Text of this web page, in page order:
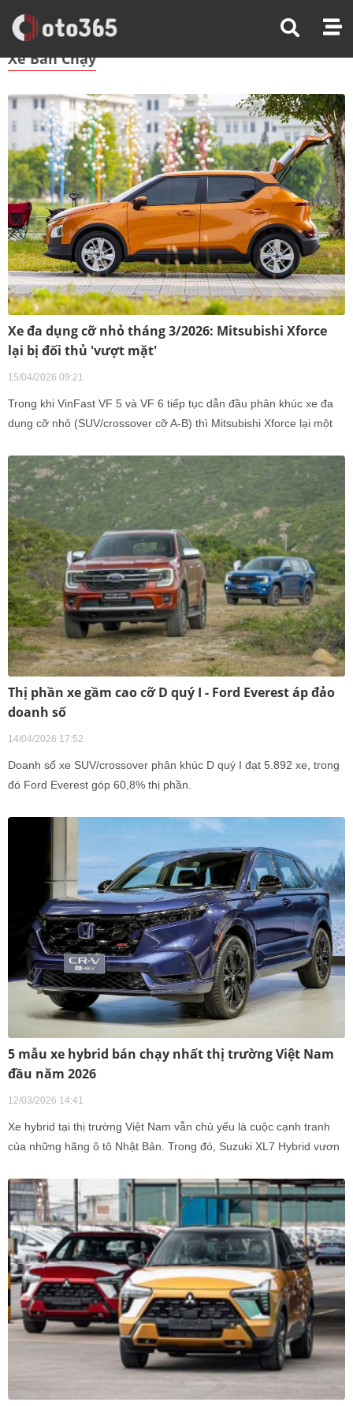
Trang Chủ Xe Bán Chạy
Xe Bán Chạy
Xe đa dụng cỡ nhỏ tháng 3/2026: Mitsubishi Xforce
lại bị đối thủ 'vượt mặt'
15/04/2026 09:21
Trong khi VinFast VF 5 và VF 6 tiếp tục dẫn đầu phân khúc xe đa
dụng cỡ nhỏ (SUV/crossover cỡ A-B) thì Mitsubishi Xforce lại một
Thị phần xe gầm cao cỡ D quý I - Ford Everest áp đảo
doanh số
14/04/2026 17:52
Doanh số xe SUV/crossover phân khúc D quý I đạt 5.892 xe, trong
đó Ford Everest góp 60,8% thị phần.
5 mẫu xe hybrid bán chạy nhất thị trường Việt Nam
đầu năm 2026
12/03/2026 14:41
Xe hybrid tại thị trường Việt Nam vẫn chủ yếu là cuộc cạnh tranh
của những hãng ô tô Nhật Bản. Trong đó, Suzuki XL7 Hybrid vươn